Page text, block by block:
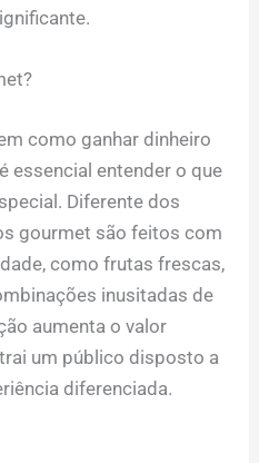
como ganhar dinheiro
essencial entender o que
Diferente dos
gourmet são feitos com
como frutas frescas,
inusitadas de
aumenta o valor
um público disposto a
diferenciada.